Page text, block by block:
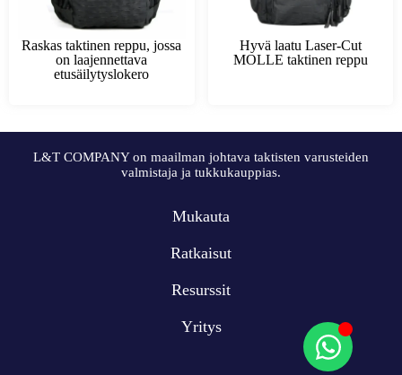
Raskas taktinen reppu, jossa
on laajennettava
etusäilytyslokero
Hyvä laatu Laser-Cut
MOLLE taktinen reppu
L&T COMPANY on maailman johtava taktisten varusteiden
valmistaja ja tukkukauppias.
Mukauta
Ratkaisut
Resurssit
Yritys